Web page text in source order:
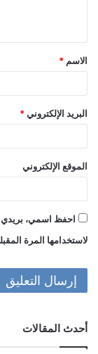
ق
*
الاسم *
البريد الإلكتروني *
الموقع الإلكتروني
احفظ اسمي، بريدي
لاستخدامها المرة
أحدث المقالات